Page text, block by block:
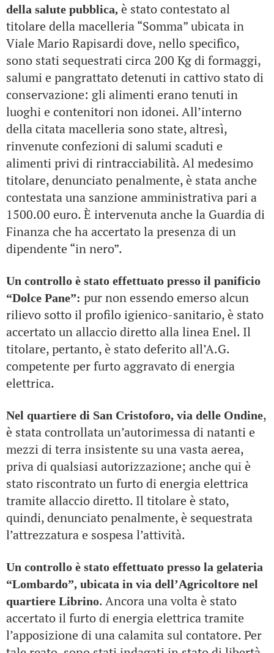
della salute pubblica, è stato contestato al
titolare della macelleria “Somma” ubicata in
Viale Mario Rapisardi dove, nello specifico,
sono stati sequestrati circa 200 Kg di formaggi,
salumi e pangrattato detenuti in cattivo stato di
conservazione: gli alimenti erano tenuti in
luoghi e contenitori non idonei. All’interno
della citata macelleria sono state, altresì,
rinvenute confezioni di salumi scaduti e
alimenti privi di rintracciabilità. Al medesimo
titolare, denunciato penalmente, è stata anche
contestata una sanzione amministrativa pari a
1500.00 euro. È intervenuta anche la Guardia di
Finanza che ha accertato la presenza di un
dipendente “in nero”.
Un controllo è stato effettuato presso il panificio
“Dolce Pane”: pur non essendo emerso alcun
rilievo sotto il profilo igienico-sanitario, è stato
accertato un allaccio diretto alla linea Enel. Il
titolare, pertanto, è stato deferito all’A.G.
competente per furto aggravato di energia
elettrica.
Nel quartiere di San Cristoforo, via delle Ondine,
è stata controllata un’autorimessa di natanti e
mezzi di terra insistente su una vasta aerea,
priva di qualsiasi autorizzazione; anche qui è
stato riscontrato un furto di energia elettrica
tramite allaccio diretto. Il titolare è stato,
quindi, denunciato penalmente, è sequestrata
l’attrezzatura e sospesa l’attività.
Un controllo è stato effettuato presso la gelateria
“Lombardo”, ubicata in via dell’Agricoltore nel
quartiere Librino. Ancora una volta è stato
accertato il furto di energia elettrica tramite
l’apposizione di una calamita sul contatore. Per